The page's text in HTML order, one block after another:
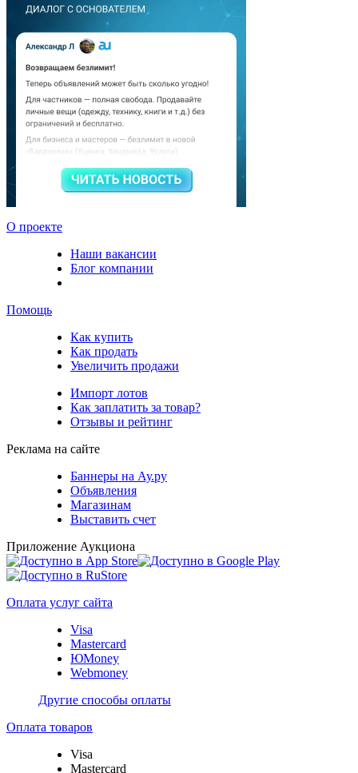
О проекте
Наши вакансии
Блог компании
Помощь
Как купить
Как продать
Увеличить продажи
Импорт лотов
Как заплатить за товар?
Отзывы и рейтинг
Реклама на сайте
Баннеры на Ау.ру
Объявления
Магазинам
Выставить счет
Приложение Аукциона
Оплата услуг сайта
Visa
Mastercard
ЮMoney
Webmoney
Другие способы оплаты
Оплата товаров
Visa
Mastercard